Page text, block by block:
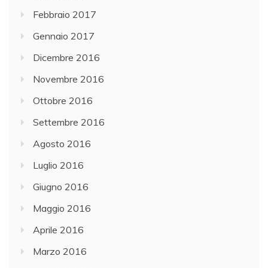
Febbraio 2017
Gennaio 2017
Dicembre 2016
Novembre 2016
Ottobre 2016
Settembre 2016
Agosto 2016
Luglio 2016
Giugno 2016
Maggio 2016
Aprile 2016
Marzo 2016